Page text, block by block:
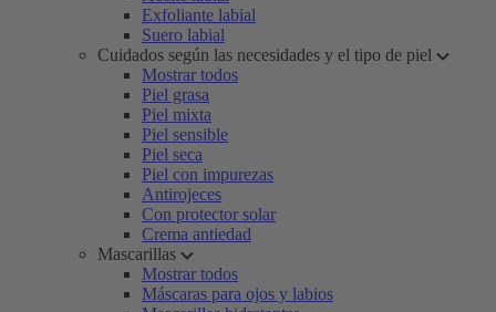
Exfoliante labial
Suero labial
Cuidados según las necesidades y el tipo de piel
Mostrar todos
Piel grasa
Piel mixta
Piel sensible
Piel seca
Piel con impurezas
Antirojeces
Con protector solar
Crema antiedad
Mascarillas
Mostrar todos
Máscaras para ojos y labios